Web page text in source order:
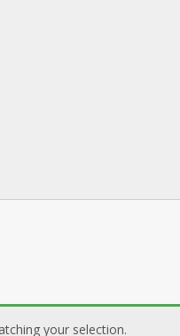
your selection.